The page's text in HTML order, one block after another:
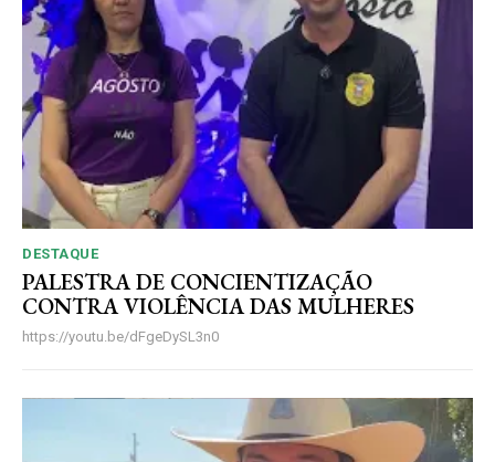
DESTAQUE
PALESTRA DE CONCIENTIZAÇÃO
CONTRA VIOLÊNCIA DAS MULHERES
https://youtu.be/dFgeDySL3n0